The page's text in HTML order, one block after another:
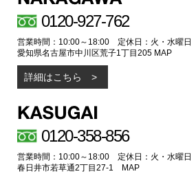
0120-927-762
営業時間：10:00～18:00 定休日：火・水曜日
愛知県名古屋市中川区荒子1丁目205 MAP
詳細はこちら
0120-358-856
営業時間：10:00～18:00 定休日：火・水曜日
春日井市若草通2丁目27-1
MAP